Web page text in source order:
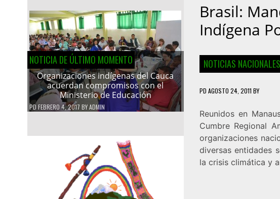
NOTICIA DE ÚLTIMO MOMENTO
Organizaciones indígenas del Cauca
acuerdan compromisos con el
Ministerio de Educación
PD FEBRERO 4, 2017 BYADMIN
Brasil:
Indígena
NOTICIAS NACIONALES
PD AGOSTO 24, 2011 BY
Reunidos en
Cumbre Regional
organizaciones
diversas entidades
la crisis climática y